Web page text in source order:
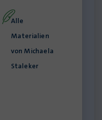
Alle
Materialien
von Michaela
Staleker